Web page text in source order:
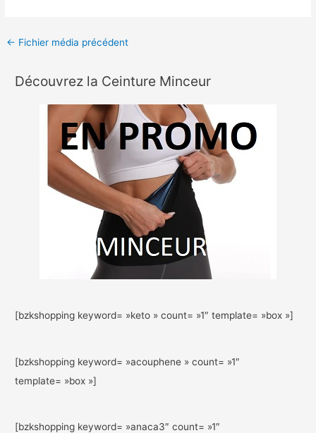
← Fichier média précédent
Découvrez la Ceinture Minceur
[bzkshopping keyword= »keto » count= »1″ template= »box »]
[bzkshopping keyword= »acouphene » count= »1″
template= »box »]
[bzkshopping keyword= »anaca3″ count= »1″